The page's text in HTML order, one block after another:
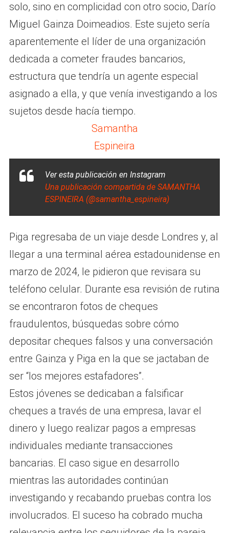
solo, sino en complicidad con otro socio, Darío
Miguel Gainza Doimeadios. Este sujeto sería
aparentemente el líder de una organización
dedicada a cometer fraudes bancarios,
estructura que tendría un agente especial
asignado a ella, y que venía investigando a los
sujetos desde hacía tiempo.
Samantha
Espineira
Ver esta publicación en Instagram
Una publicación compartida de SAMANTHA
ESPINEIRA (@samantha_espineira)
Piga regresaba de un viaje desde Londres y, al
llegar a una terminal aérea estadounidense en
marzo de 2024, le pidieron que revisara su
teléfono celular. Durante esa revisión de rutina
se encontraron fotos de cheques
fraudulentos, búsquedas sobre cómo
depositar cheques falsos y una conversación
entre Gainza y Piga en la que se jactaban de
ser “los mejores estafadores”.
Estos jóvenes se dedicaban a falsificar
cheques a través de una empresa, lavar el
dinero y luego realizar pagos a empresas
individuales mediante transacciones
bancarias. El caso sigue en desarrollo
mientras las autoridades continúan
investigando y recabando pruebas contra los
involucrados. El suceso ha cobrado mucha